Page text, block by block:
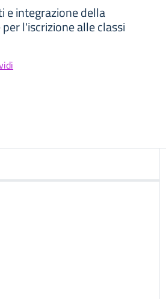
e integrazione della
l'iscrizione alle classi